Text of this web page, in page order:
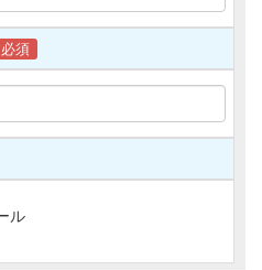
きましては、その旨表示を行
らの項目をお客様がご入力さ
ご連絡・ご案内ができない
をご利用いただけない場合が
にてお客様からお預かりす
つ正確であることについて責
人情報が現状と異なること
免責とします。
動産の売買契約または賃貸
情報を提供される等、当サイ
必須
ル